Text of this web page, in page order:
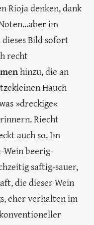
Rioja denken, dank
im
Bild sofort
recht
hinzu, die an
Hauch
»dreckige«
Riecht
auch so. Im
Wein beerig-
saftig-sauer,
die dieser Wein
eher verhalten im